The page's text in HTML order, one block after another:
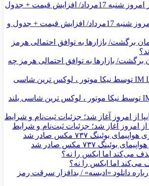
قیمت طلای 18عیار امروز شنبه 17مرداد/ افزایش قیمت + جدول و
تومان برگشت/ بازارها به توافق احتمالی هرمز چه
رونمایی خودرو IM LS9 توسط نیکا موتور ، لوکس ترین شاسی بلند
۷۳۷ مکس صادر شد
می‌کند اما ایکس را نه؟